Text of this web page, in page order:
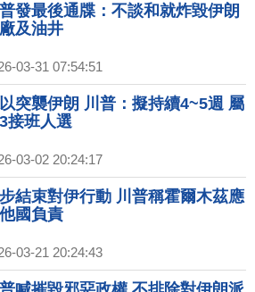
發最後通牒：不談和就炸毀伊朗
及油井
03-31 07:54:51
突襲伊朗 川普：擬持續4~5週 屬
接班人選
03-02 20:24:17
結束對伊行動 川普稱霍爾木茲應
國負責
03-21 20:24:43